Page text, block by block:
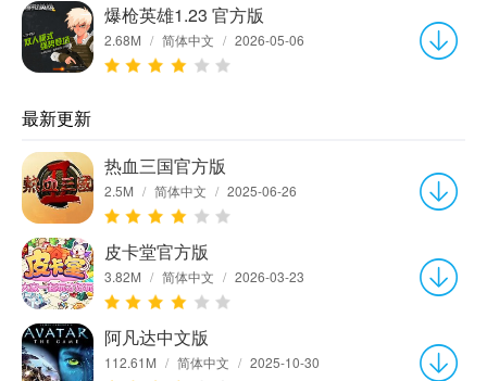
爆枪英雄1.23 官方版
2.68M / 简体中文 / 2026-05-06
最新更新
热血三国官方版
2.5M / 简体中文 / 2025-06-26
皮卡堂官方版
3.82M / 简体中文 / 2026-03-23
阿凡达中文版
112.61M / 简体中文 / 2025-10-30